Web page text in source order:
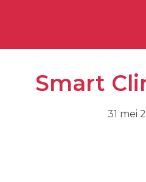
inhoud
Smart
31 mei